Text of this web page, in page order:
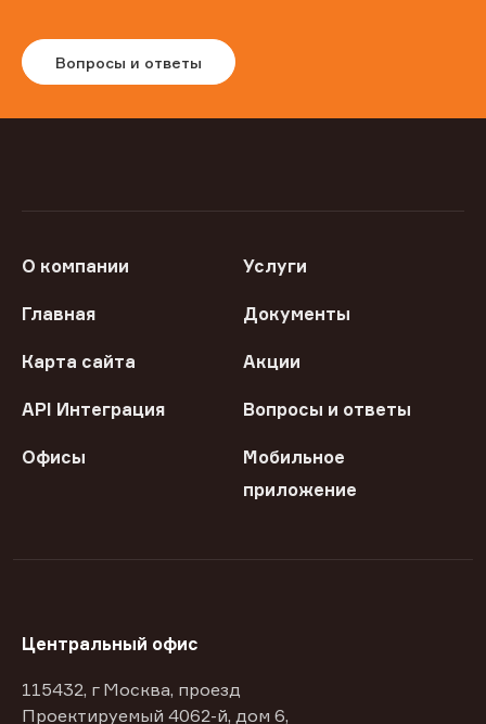
Вопросы и ответы
О компании Услуги
Главная Документы
Карта сайта Акции
API Интеграция Вопросы и ответы
Офисы
Мобильное
приложение
Центральный офис
115432, г Москва, проезд
Проектируемый 4062-й, дом 6,